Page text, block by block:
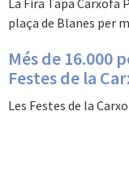
La Fira Tapa Carxofa
plaça de Blanes per
Més de 16.000
Festes de la
Les Festes de la